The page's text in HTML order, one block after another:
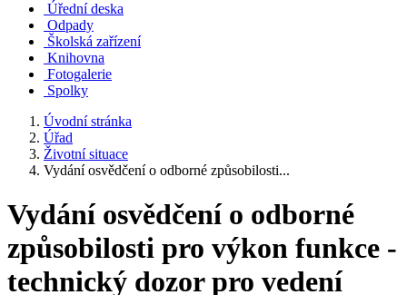
Úřední deska
Odpady
Školská zařízení
Knihovna
Fotogalerie
Spolky
Úvodní stránka
Úřad
Životní situace
Vydání osvědčení o odborné způsobilosti...
Vydání osvědčení o odborné
způsobilosti pro výkon funkce -
technický dozor pro vedení